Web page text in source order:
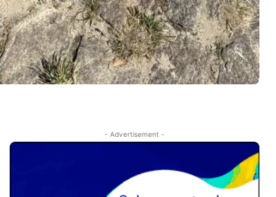
- Advertisement -